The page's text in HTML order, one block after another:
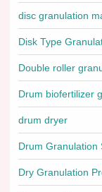
disc granulation
Disk Type
Double roller
Drum biofertilizer
drum dryer
Drum Granulation
Dry Granulation